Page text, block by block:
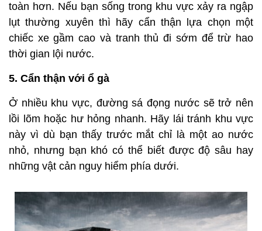
toàn hơn. Nếu bạn sống trong khu vực xảy ra ngập
lụt thường xuyên thì hãy cẩn thận lựa chọn một
chiếc xe gầm cao và tranh thủ đi sớm để trừ hao
thời gian lội nước.
5. Cẩn thận với ổ gà
Ở nhiều khu vực, đường sá đọng nước sẽ trở nên
lồi lõm hoặc hư hỏng nhanh. Hãy lái tránh khu vực
này vì dù bạn thấy trước mắt chỉ là một ao nước
nhỏ, nhưng bạn khó có thể biết được độ sâu hay
những vật cản nguy hiểm phía dưới.